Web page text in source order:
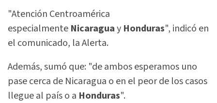
"Atención Centroamérica
especialmente Nicaraguay Honduras", indicó en
el comunicado, la Alerta.
Además, sumó que: "de ambos esperamos uno
pase cerca de Nicaragua o en el peor de los casos
llegue al país o a Honduras".